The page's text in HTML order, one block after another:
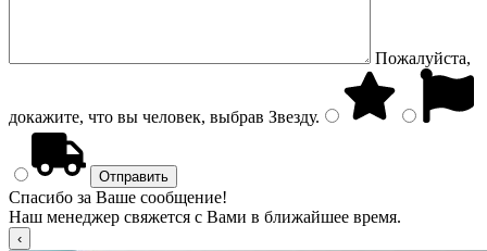
Пожалуйста,
докажите, что вы человек, выбрав Звезду.
Спасибо за Ваше сообщение!
Наш менеджер свяжется с Вами в ближайшее время.